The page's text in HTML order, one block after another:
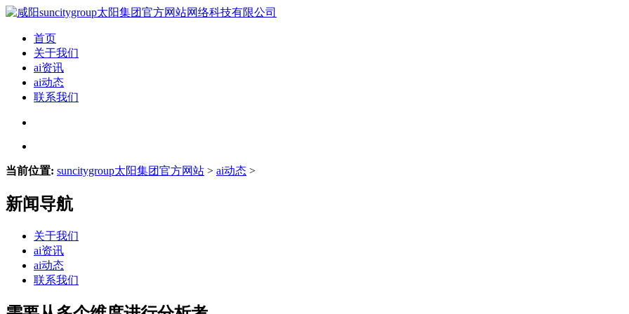
首页
关于我们
ai资讯
ai动态
联系我们
当前位置: suncitygroup太阳集团官方网站 > ai动态 >
新闻导航
关于我们
ai资讯
ai动态
联系我们